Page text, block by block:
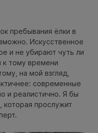
пребывания ёлки в
Искусственное
и не убирают чуть ли
к тому времени
на мой взгляд,
современные
и реалистично. Я бы
прослужит